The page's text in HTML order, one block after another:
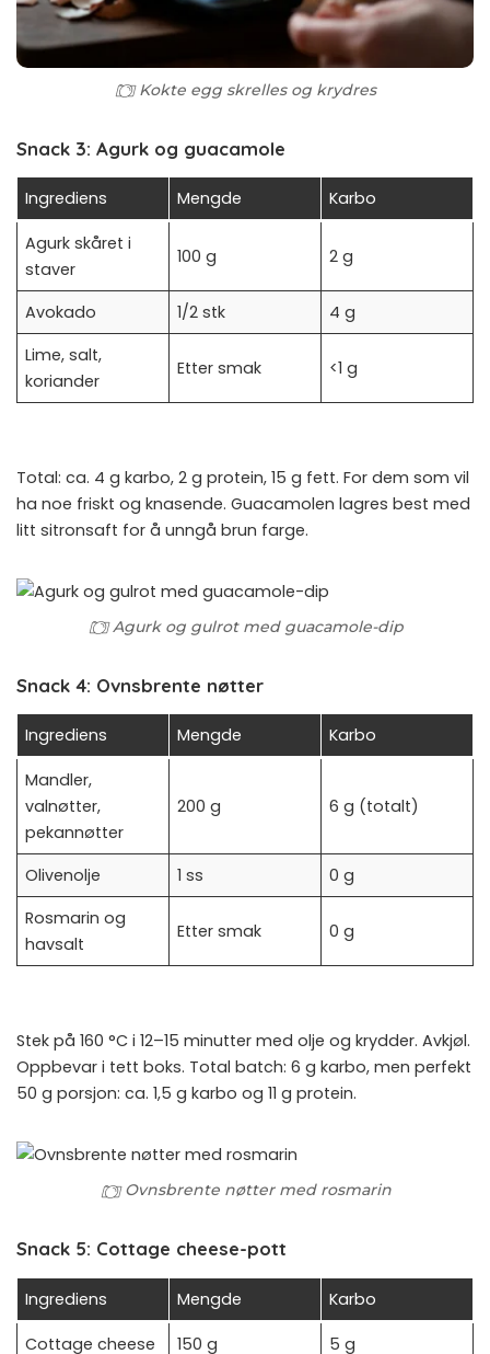
Kokte egg skrelles og krydres
Snack 3: Agurk og guacamole
Ingrediens Mengde Karbo
Agurk skåret i
staver
100 g 2 g
Avokado 1/2 stk
4 g
Lime, salt,
koriander
Etter smak <1 g
Total: ca. 4 g karbo, 2 g protein, 15 g fett. For dem som vil
ha noe friskt og knasende. Guacamolen lagres best med
litt sitronsaft for å unngå brun farge.
Agurk og gulrot med guacamole-dip
Snack 4: Ovnsbrente nøtter
Ingrediens Mengde Karbo
Mandler,
valnøtter,
pekannøtter
200 g 6 g (totalt)
Olivenolje 1 ss
0 g
Rosmarin og
havsalt
Etter smak 0 g
Stek på 160 °C i 12–15 minutter med olje og krydder. Avkjøl.
Oppbevar i tett boks. Total batch: 6 g karbo, men perfekt
50 g porsjon: ca. 1,5 g karbo og 11 g protein.
Ovnsbrente nøtter med rosmarin
Snack 5: Cottage cheese-pott
Ingrediens Mengde Karbo
Cottage cheese 150 g
5 g